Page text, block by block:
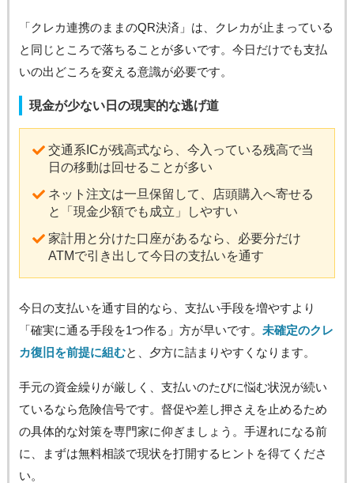
「クレカ連携のままのQR決済」は、クレカが止まっている
と同じところで落ちることが多いです。今日だけでも支払
いの出どころを変える意識が必要です。
現金が少ない日の現実的な逃げ道
交通系ICが残高式なら、今入っている残高で当
日の移動は回せることが多い
ネット注文は一旦保留して、店頭購入へ寄せる
と「現金少額でも成立」しやすい
家計用と分けた口座があるなら、必要分だけ
ATMで引き出して今日の支払いを通す
今日の支払いを通す目的なら、支払い手段を増やすより
「確実に通る手段を1つ作る」方が早いです。 未確定のクレ
カ復旧を前提に組むと、夕方に詰まりやすくなります。
手元の資金繰りが厳しく、支払いのたびに悩む状況が続い
ているなら危険信号です。督促や差し押さえを止めるため
の具体的な対策を専門家に仰ぎましょう。手遅れになる前
に、まずは無料相談で現状を打開するヒントを得てくださ
い。